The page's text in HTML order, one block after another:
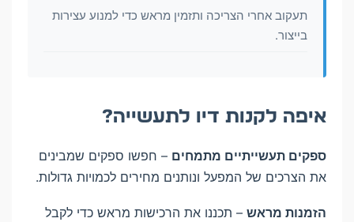
תעקוב אחרי הצריכה ותזמין מראש כדי למנוע עצירות
בייצור.
איפה לקנות דיו לתעשייה?
ספקים תעשייתיים מתמחים – חפשו ספקים שמבינים
את הצרכים של המפעל ונותנים מחירים לכמויות גדולות.
הזמנות מראש – תכננו את הרכישות מראש כדי לקבל